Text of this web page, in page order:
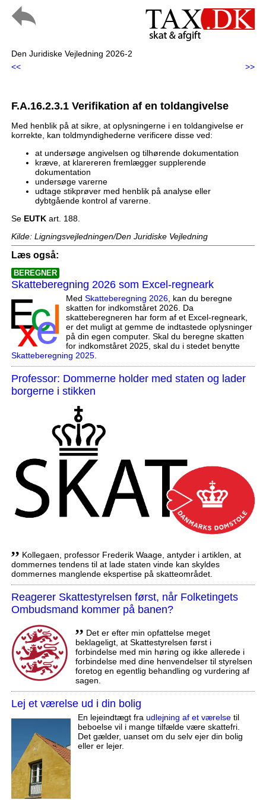
Den Juridiske Vejledning 2026-2
<<
>>
F.A.16.2.3.1 Verifikation af en toldangivelse
Med henblik på at sikre, at oplysningerne i en toldangivelse er
korrekte, kan toldmyndighederne verificere disse ved:
at undersøge angivelsen og tilhørende dokumentation
kræve, at klarereren fremlægger supplerende
dokumentation
undersøge varerne
udtage stikprøver med henblik på analyse eller
dybtgående kontrol af varerne.
Se EUTKart. 188.
Kilde: Ligningsvejledningen/Den Juridiske Vejledning
Læs også:
BEREGNER
Skatteberegning 2026 som Excel-regneark
Med Skatteberegning 2026, kan du beregne
skatten for indkomståret 2026. Da
skatteberegneren har form af et Excel-regneark,
er det muligt at gemme de indtastede oplysninger
på din egen computer. Skal du beregne skatten
for indkomståret 2025, skal du i stedet benytte
Skatteberegning 2025.
Professor: Dommerne holder med staten og lader
borgerne i stikken
,, Kollegaen, professor Frederik Waage, antyder i artiklen, at
dommernes tendens til at lade staten vinde kan skyldes
dommernes manglende ekspertise på skatteområdet.
Reagerer Skattestyrelsen først, når Folketingets
Ombudsmand kommer på banen?
,, Det er efter min opfattelse meget
beklageligt, at Skattestyrelsen først i
forbindelse med min høring og ikke allerede i
forbindelse med dine henvendelser til styrelsen
foretog en egentlig behandling og vurdering af
sagen.
Lej et værelse ud i din bolig
En lejeindtægt fra udlejning af et værelsetil
beboelse vil i mange tilfælde være skattefri.
Det gælder, uanset om du selv ejer din bolig
eller er lejer.